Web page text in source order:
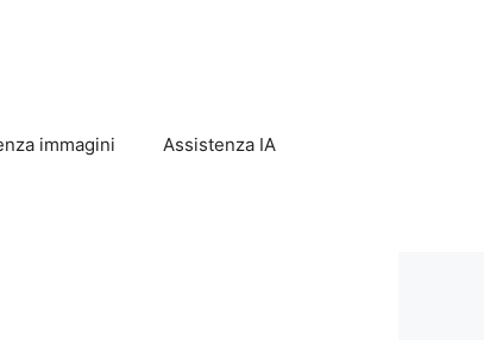
immagini Assistenza IA